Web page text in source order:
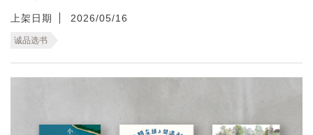
上架日期 2026/05/16
诚品选书